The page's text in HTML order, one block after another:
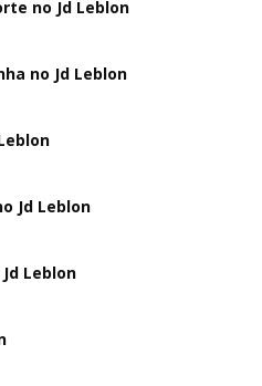
no Jd Leblon
no Jd Leblon
Jd Leblon
Leblon